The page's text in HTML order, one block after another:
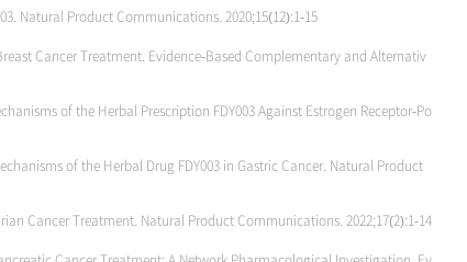
Natural Product Communications. 2020;15(12):1-15
Cancer Treatment. Evidence-Based Complementary and Alternativ
of the Herbal Prescription FDY003 Against Estrogen Receptor-Po
of the Herbal Drug FDY003 in Gastric Cancer. Natural Product
Cancer Treatment. Natural Product Communications. 2022;17(2):1-14